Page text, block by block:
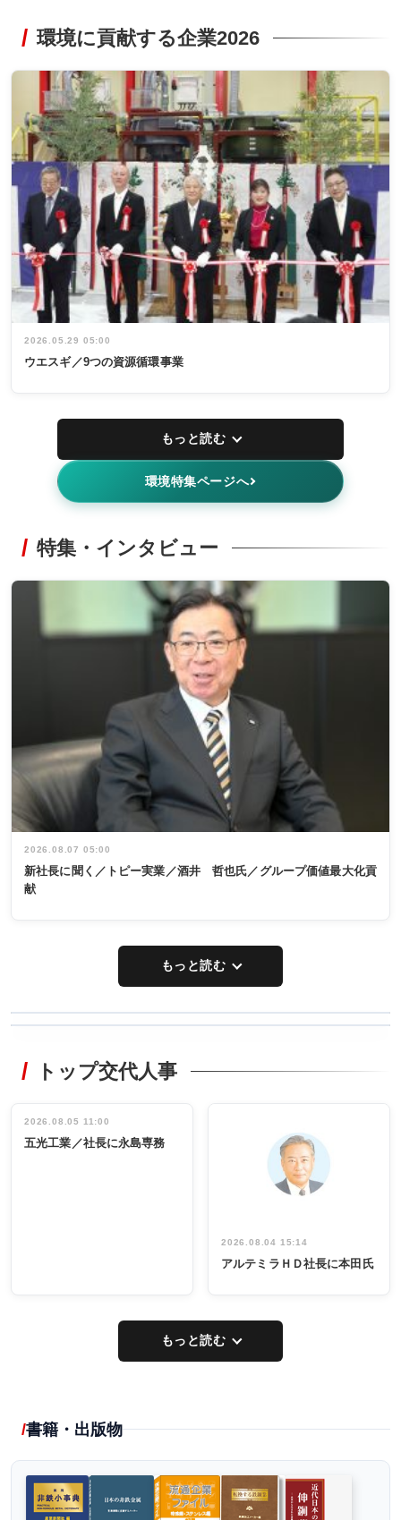
環境に貢献する企業2026
2026.05.29 05:00
ウエスギ／9つの資源循環事業
もっと読む
環境特集ページへ
特集・インタビュー
2026.08.07 05:00
新社長に聞く／トピー実業／酒井 哲也氏／グループ価値最大化貢
献
もっと読む
非鉄業界で
インタビュ
ー／社内ア
タックトレー
祝う 業界関
係者ら220人
出席
トップ交代人事
2026.08.05 11:00
五光工業／社長に永島専務
2026.08.04 15:14
アルテミラＨＤ社長に本田氏
もっと読む
書籍・出版物